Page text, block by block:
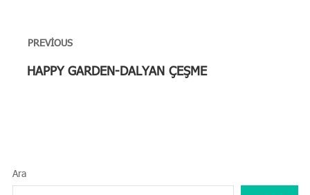
gezinmesi
PREVIOUS
Previous
HAPPY GARDEN-DALYAN ÇEŞME
Ara